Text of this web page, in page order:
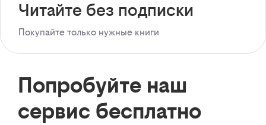
Читайте без подписки
Покупайте только нужные книги
Попробуйте наш
сервис бесплатно